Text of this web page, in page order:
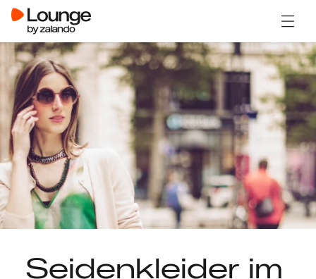
Seidenkleider im